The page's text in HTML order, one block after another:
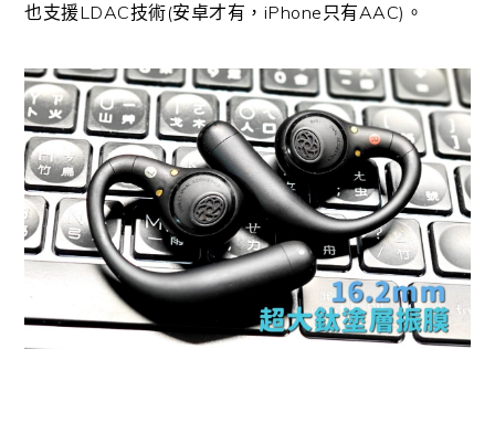
也支援LDAC技術(安卓才有，iPhone只有AAC)。